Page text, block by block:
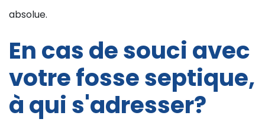
absolue.
En cas de souci avec
votre fosse septique,
à qui s'adresser?